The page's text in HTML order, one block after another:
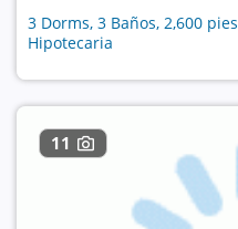
3 Dorms, 3 Baños, 2,600
Hipotecaria
11